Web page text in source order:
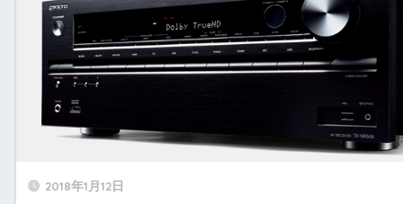
2018年1月12日